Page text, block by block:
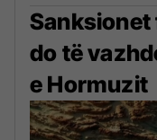
Sanksionet
do të
e Hormuzit